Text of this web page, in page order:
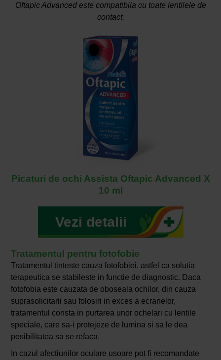
Oftapic Advanced este compatibila cu toate lentilele de
contact.
Picaturi de ochi Assista Oftapic Advanced X
10 ml
Vezi detalii
Tratamentul pentru fotofobie
Tratamentul tinteste cauza fotofobiei, astfel ca solutia
terapeutica se stabileste in functie de diagnostic. Daca
fotofobia este cauzata de oboseala ochilor, din cauza
suprasolicitarii sau folosiri in exces a ecranelor,
tratamentul consta in purtarea unor ochelari cu lentile
speciale, care sa-i protejeze de lumina si sa le dea
posibilitatea sa se refaca.
In cazul afectiunilor oculare usoare pot fi recomandate